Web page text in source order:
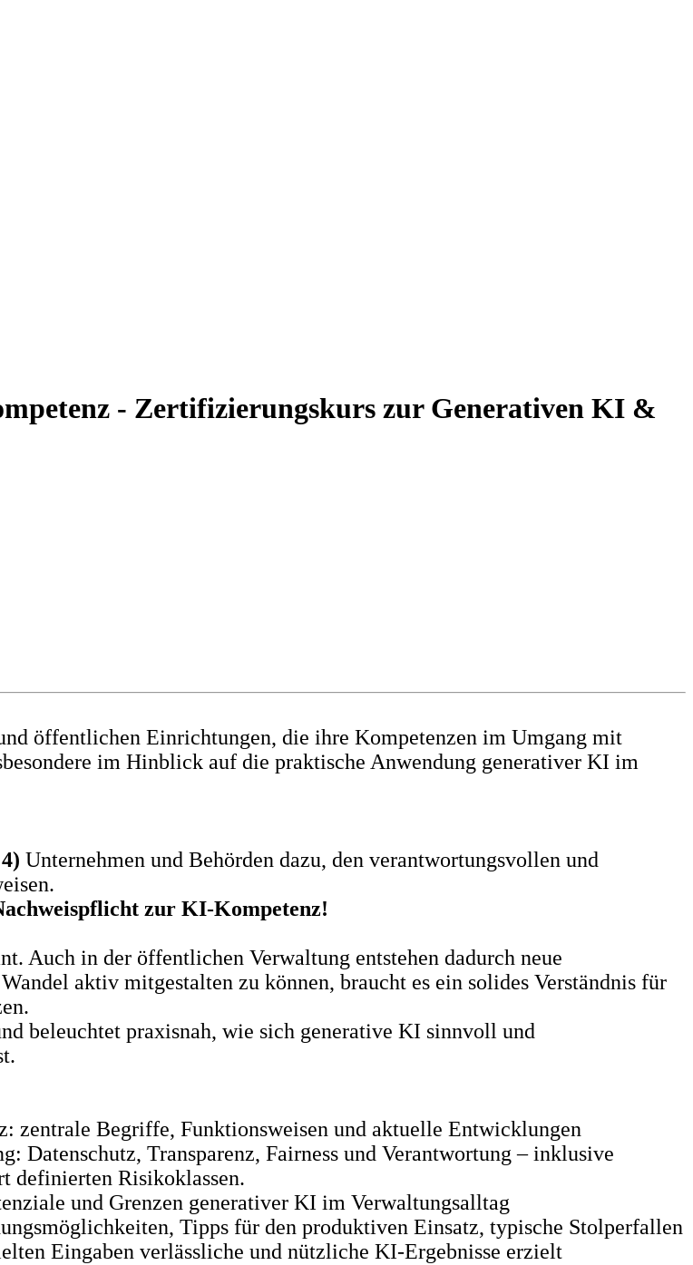
- Zertifizierungskurs zur Generativen KI &
öffentlichen Einrichtungen, die ihre Kompetenzen im Umgang mit
im Hinblick auf die praktische Anwendung generativer KI im
Unternehmen und Behörden dazu, den verantwortungsvollen und
zur KI-Kompetenz!
Auch in der öffentlichen Verwaltung entstehen dadurch neue
aktiv mitgestalten zu können, braucht es ein solides Verständnis für
beleuchtet praxisnah, wie sich generative KI sinnvoll und
zentrale Begriffe, Funktionsweisen und aktuelle Entwicklungen
Datenschutz, Transparenz, Fairness und Verantwortung – inklusive
definierten Risikoklassen.
und Grenzen generativer KI im Verwaltungsalltag
Tipps für den produktiven Einsatz, typische Stolperfallen
Eingaben verlässliche und nützliche KI-Ergebnisse erzielt